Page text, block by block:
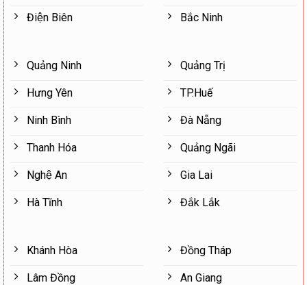
Điện Biên Bắc Ninh
Quảng Ninh
Hưng Yên
Ninh Bình
Thanh Hóa
Nghệ An
Hà Tĩnh
Quảng Trị
TP.Huế
Đà Nẵng
Quảng Ngãi
Gia Lai
Đắk Lắk
Khánh Hòa
Lâm Đồng
Đồng Tháp
An Giang